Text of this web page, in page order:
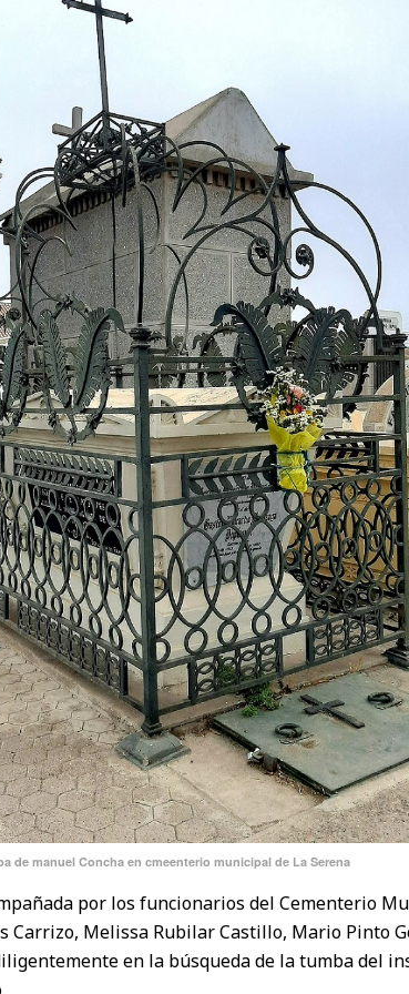
de manuel Concha en cmeenterio municipal de La Serena
por los funcionarios del Cementerio
Carrizo, Melissa Rubilar Castillo, Mario Pinto
en la búsqueda de la tumba del